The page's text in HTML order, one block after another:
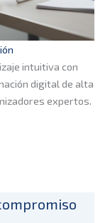
intuitiva con
digital de alta
expertos.